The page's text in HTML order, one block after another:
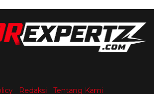
Redaksi Tentang Kami